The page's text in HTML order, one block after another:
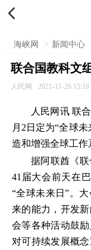

海峡网 > 新闻中心
联合国教科文
人民网 2021-11-26 15:18
人民网讯 联
月2日定为“全球
造和增强全球工作
据阿联酋《
41届大会前天在
“全球未来日”。
来的能力，开发
会等各种活动鼓
对可持续发展概